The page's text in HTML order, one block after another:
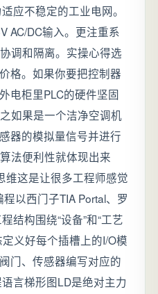
应不稳定的工业电网。
AC/DC输入。更注重系
调和隔离。实操心得选
格。如果你要把控制器
电柜里PLC的硬件坚固
如果是一个洁净空调机
器的模拟量信号并进行
法便利性就体现出来
维这是让很多工程师感觉
以西门子TIA Portal、罗
结构围绕“设备”和“工艺
义好每个插槽上的I/O模
门、传感器编写对应的
言梯形图LD是绝对主力